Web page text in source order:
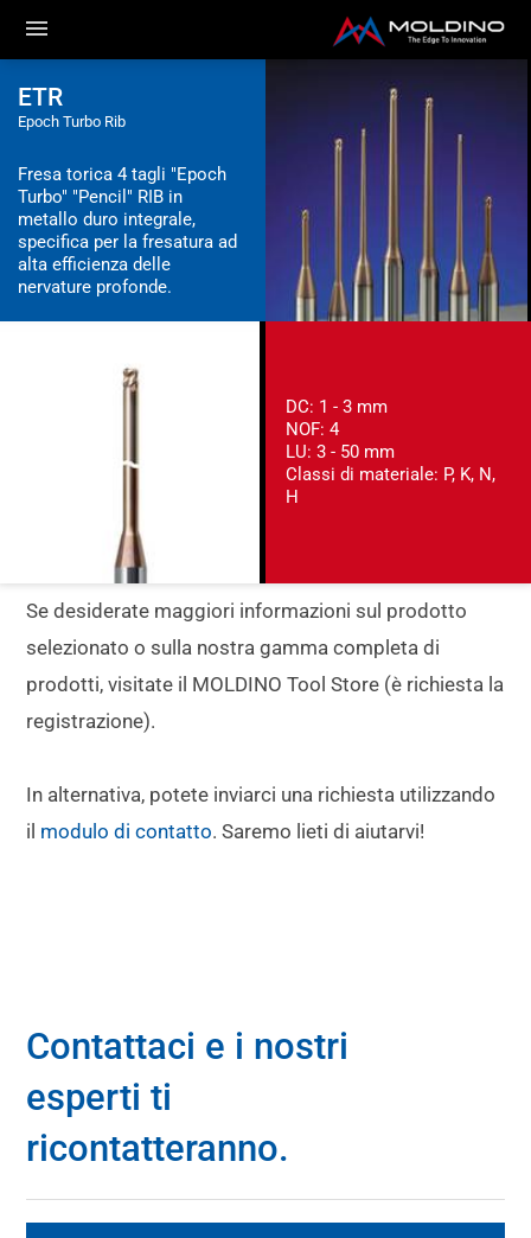
ETR
Epoch Turbo Rib
Fresa torica 4 tagli "Epoch
Turbo" "Pencil" RIB in
metallo duro integrale,
specifica per la fresatura ad
alta efficienza delle
nervature profonde.
DC: 1 - 3 mm
NOF: 4
LU: 3 - 50 mm
Classi di materiale: P, K, N,
H
Se desiderate maggiori informazioni sul prodotto
selezionato o sulla nostra gamma completa di
prodotti, visitate il MOLDINO Tool Store (è richiesta la
registrazione).
In alternativa, potete inviarci una richiesta utilizzando
il modulo di contatto. Saremo lieti di aiutarvi!
Contattaci e i nostri
esperti ti
ricontatteranno.